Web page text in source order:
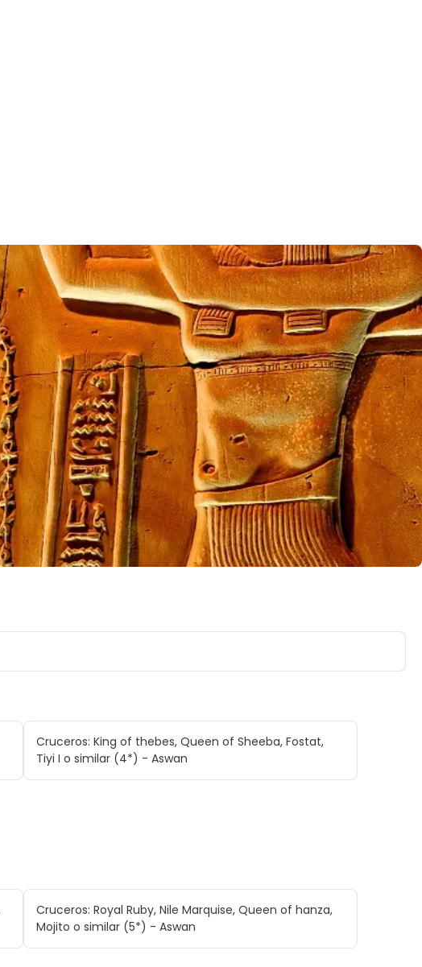
Cruceros: King of thebes, Queen of Sheeba, Fostat,
Tiyi I o similar (4*) - Aswan
Cruceros: Royal Ruby, Nile Marquise, Queen of hanza,
Mojito o similar (5*) - Aswan